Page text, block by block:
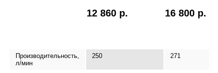
12 860 р. 16 800 р.
Производительность,
л/мин
250 271